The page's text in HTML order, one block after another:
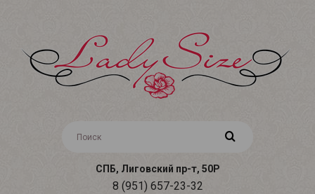
СПБ, Лиговский пр-т, 50Р
8 (951) 657-23-32